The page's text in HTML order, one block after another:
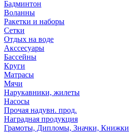
Бадминтон
Воланны
Ракетки и наборы
Сетки
Отдых на воде
Акссесуары
Бассейны
Круги
Матрасы
Мячи
Нарукавники, жилеты
Насосы
Прочая надувн. прод.
Наградная продукция
Грамоты, Дипломы, Значки, Книжки